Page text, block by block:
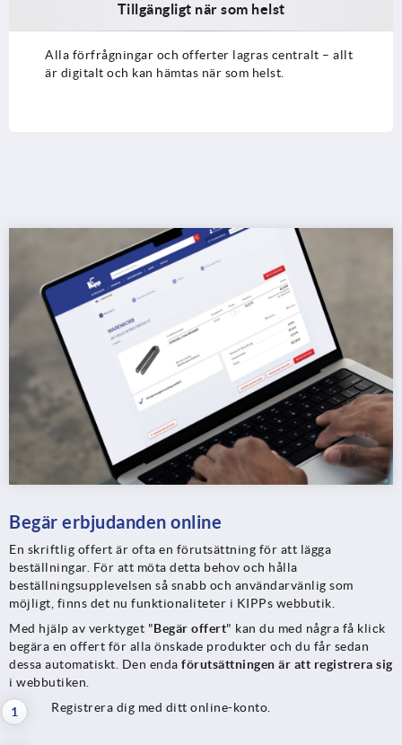
Tillgängligt när som helst
Alla förfrågningar och offerter lagras centralt – allt
är digitalt och kan hämtas när som helst.
Begär erbjudanden online
En skriftlig offert är ofta en förutsättning för att lägga
beställningar. För att möta detta behov och hålla
beställningsupplevelsen så snabb och användarvänlig som
möjligt, finns det nu funktionaliteter i KIPPs webbutik.
Med hjälp av verktyget "Begär offert" kan du med några få klick
begära en offert för alla önskade produkter och du får sedan
dessa automatiskt. Den enda förutsättningen är att registrera sig
i webbutiken.
Registrera dig med ditt online-konto.